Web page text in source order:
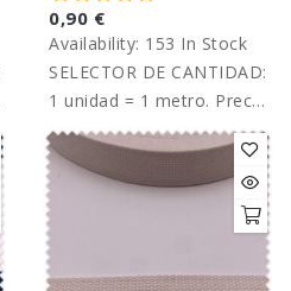
0,90 €
Availability: 153 In Stock
SELECTOR DE CANTIDAD:
1 unidad = 1 metro. Precio
por metro.